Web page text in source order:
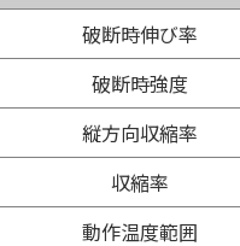
破断時伸び率
破断時強度
縦方向収縮率
収縮率
動作温度範囲